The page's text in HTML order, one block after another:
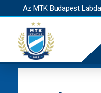
Az MTK Budapest